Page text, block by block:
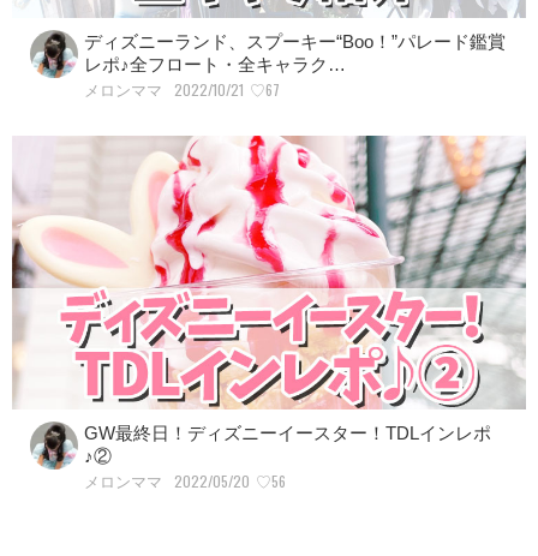
ディズニーランド、スプーキー“Boo！”パレード鑑賞
レポ♪全フロート・全キャラク…
メロンママ 2022/10/21 ♡67
GW最終日！ディズニーイースター！TDLインレポ
♪②
メロンママ 2022/05/20 ♡56